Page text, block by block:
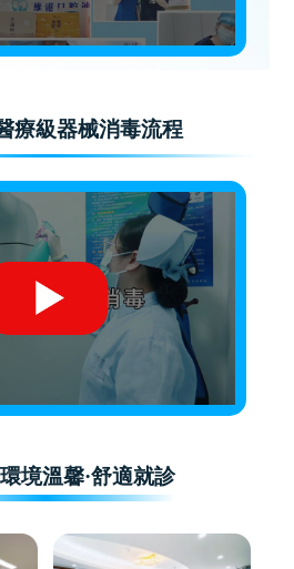
療級器械消毒流程
境溫馨·舒適就診